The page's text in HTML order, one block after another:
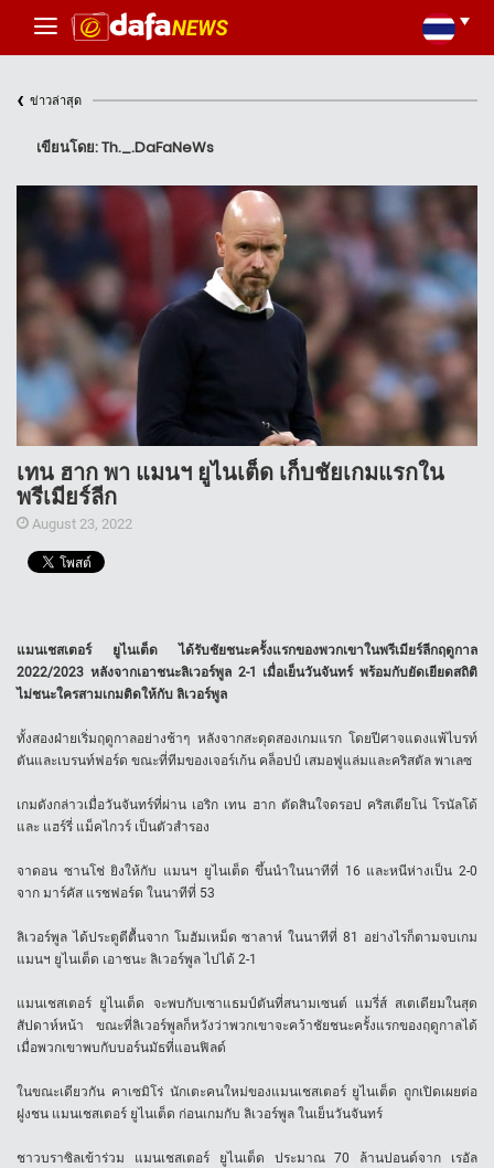
‹ ข่าวล่าสุด
เขียนโดย: Th._.DaFaNeWs
เทน ฮาก พา แมนฯ ยูไนเต็ด เก็บชัยเกมแรกใน
พรีเมียร์ลีก
August 23, 2022
แมนเชสเตอร์ ยูไนเต็ด ได้รับชัยชนะครั้งแรกของพวกเขาในพรีเมียร์ลีกฤดูกาล
2022/2023 หลังจากเอาชนะลิเวอร์พูล 2-1
เมื่อเย็นวันจันทร์ พร้อมกับยัดเยียดสถิติ
ไม่ชนะใครสามเกมติดให้กับ ลิเวอร์พูล
ทั้งสองฝ่ายเริ่มฤดูกาลอย่างช้าๆ หลังจากสะดุดสองเกมแรก โดยปีศาจแดงแพ้ไบรท์
ตันและเบรนท์ฟอร์ด ขณะที่ทีมของเจอร์เก้น คล็อปป์ เสมอฟูแล่มและคริสตัล พาเลซ
เกมดังกล่าวเมื่อวันจันทร์ที่ผ่าน เอริก เทน ฮาก ตัดสินใจดรอป คริสเตียโน่ โรนัลโด้
และ แฮร์รี่ แม็คไกวร์ เป็นตัวสำรอง
จาดอน ซานโช่ ยิงให้กับ แมนฯ ยูไนเต็ด ขึ้นนำในนาทีที่ 16 และหนีห่างเป็น 2-0
จาก มาร์คัส แรชฟอร์ด ในนาทีที่ 53
ลิเวอร์พูล ได้ประตูตีตื้นจาก โมฮัมเหม็ด ซาลาห์ ในนาทีที่ 81 อย่างไรก็ตามจบเกม
แมนฯ ยูไนเต็ด เอาชนะ ลิเวอร์พูล ไปได้ 2-1
แมนเชสเตอร์ ยูไนเต็ด จะพบกับเซาแธมป์ตันที่สนามเซนต์ แมรี่ส์ สเตเดียมในสุด
สัปดาห์หน้า ขณะที่ลิเวอร์พูลก็หวังว่าพวกเขาจะคว้าชัยชนะครั้งแรกของฤดูกาลได้
เมื่อพวกเขาพบกับบอร์นมัธที่แอนฟิลด์
ในขณะเดียวกัน คาเซมิโร่ นักเตะคนใหม่ของแมนเชสเตอร์ ยูไนเต็ด ถูกเปิดเผยต่อ
ฝูงชน แมนเชสเตอร์ ยูไนเต็ด ก่อนเกมกับ ลิเวอร์พูล ในเย็นวันจันทร์
ชาวบราซิลเข้าร่วม แมนเชสเตอร์ ยูไนเต็ด ประมาณ 70 ล้านปอนด์จาก เรอัล